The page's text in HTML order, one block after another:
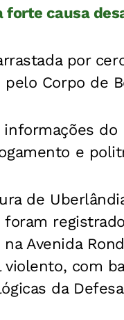
forte causa
por
pelo Corpo de
informações
e
de
foram
Avenida
violento, com
da